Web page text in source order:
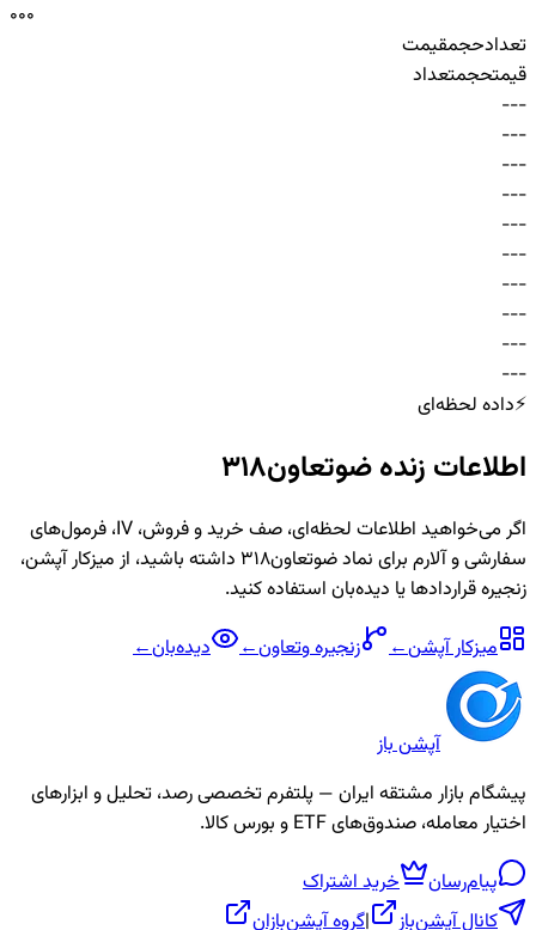
000
تعدادحجمقیمت
قیمتحجمتعداد
-
-
-
-
-
-
-
-
-
-
-
-
-
-
-
-
-
-
-
-
-
-
-
-
-
-
-
-
-
-
⚡داده لحظه‌ای
اطلاعات زندهضوتعاون318
اگر می‌خواهید اطلاعات لحظه‌ای، صف خرید و فروش، IV، فرمول‌های
سفارشی و آلارم برای نمادضوتعاون318
داشته باشید، از میزکار آپشن،
زنجیره قراردادها یا دیده‌بان استفاده کنید.
میزکار آپشن← زنجیرهوتعاون← دیده‌بان←
آپشن باز
پیشگام بازار مشتقه ایران — پلتفرم تخصصی رصد، تحلیل و ابزارهای
اختیار معامله، صندوق‌های ETF و بورس کالا.
پیام‌رسان
خرید اشتراک
کانال آپشن‌باز
|گروه آپشن‌بازان